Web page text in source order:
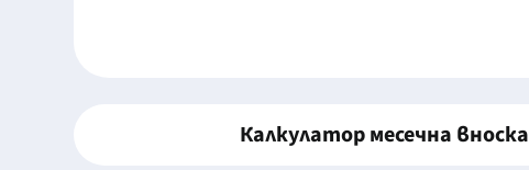
Калкулатор месечна вноска